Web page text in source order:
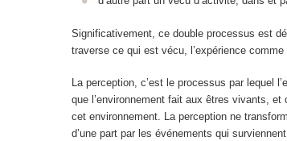
Significativement, ce double processus est
traverse ce qui est vécu, l’expérience
Laperception, c’est le processus par lequel
que l’environnement fait aux êtres vivants,
cet environnement. La perception ne
d’une part par les événements qui